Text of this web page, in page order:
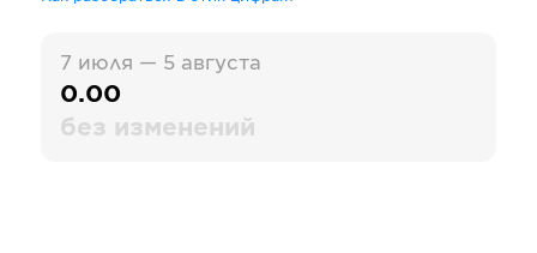
7 июля — 5 августа
0.00
без изменений